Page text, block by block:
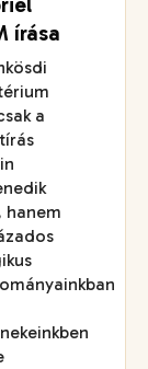
írása
a
hanem